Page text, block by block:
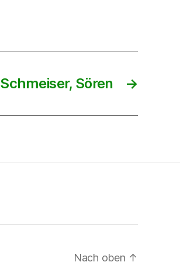
→
Schmeiser, Sören
Nach oben ↑